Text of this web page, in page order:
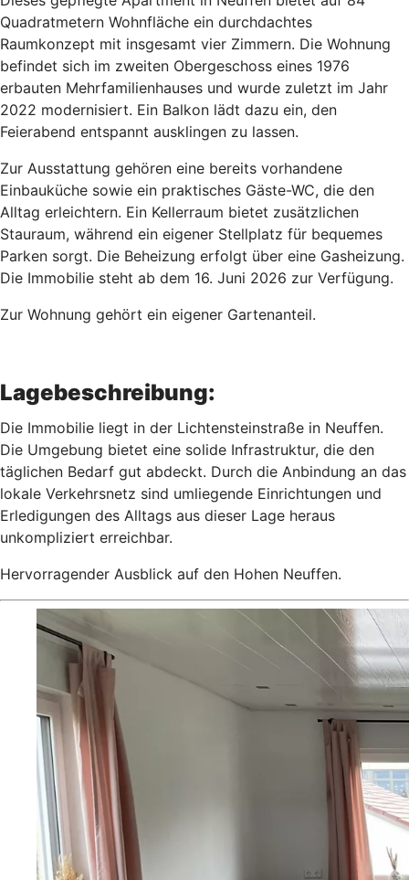
Quadratmetern Wohnfläche ein durchdachtes
Raumkonzept mit insgesamt vier Zimmern. Die Wohnung
befindet sich im zweiten Obergeschoss eines 1976
erbauten Mehrfamilienhauses und wurde zuletzt im Jahr
2022 modernisiert. Ein Balkon lädt dazu ein, den
Feierabend entspannt ausklingen zu lassen.
Zur Ausstattung gehören eine bereits vorhandene
Einbauküche sowie ein praktisches Gäste-WC, die den
Alltag erleichtern. Ein Kellerraum bietet zusätzlichen
Stauraum, während ein eigener Stellplatz für bequemes
Parken sorgt. Die Beheizung erfolgt über eine Gasheizung.
Die Immobilie steht ab dem 16. Juni 2026 zur Verfügung.
Zur Wohnung gehört ein eigener Gartenanteil.
Lagebeschreibung:
Die Immobilie liegt in der Lichtensteinstraße in Neuffen.
Die Umgebung bietet eine solide Infrastruktur, die den
täglichen Bedarf gut abdeckt. Durch die Anbindung an das
lokale Verkehrsnetz sind umliegende Einrichtungen und
Erledigungen des Alltags aus dieser Lage heraus
unkompliziert erreichbar.
Hervorragender Ausblick auf den Hohen Neuffen.